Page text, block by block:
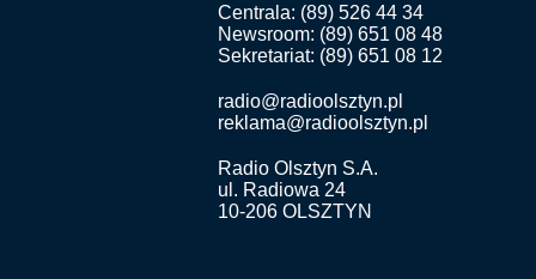
Centrala: (89) 526 44 34
Newsroom: (89) 651 08 48
Sekretariat: (89) 651 08 12
radio@radioolsztyn.pl
reklama@radioolsztyn.pl
Radio Olsztyn S.A.
ul. Radiowa 24
10-206 OLSZTYN